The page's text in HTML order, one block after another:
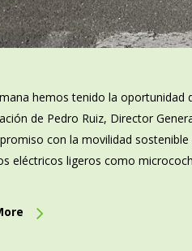
hemos tenido la oportunidad
de Pedro Ruiz, Director
con la movilidad
eléctricos ligeros como